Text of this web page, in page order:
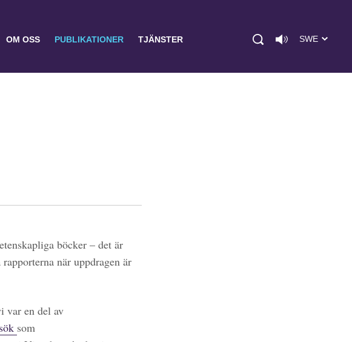
OM OSS PUBLIKATIONER TJÄNSTER SWE
böcker – det är
när uppdragen är
var en del av
som